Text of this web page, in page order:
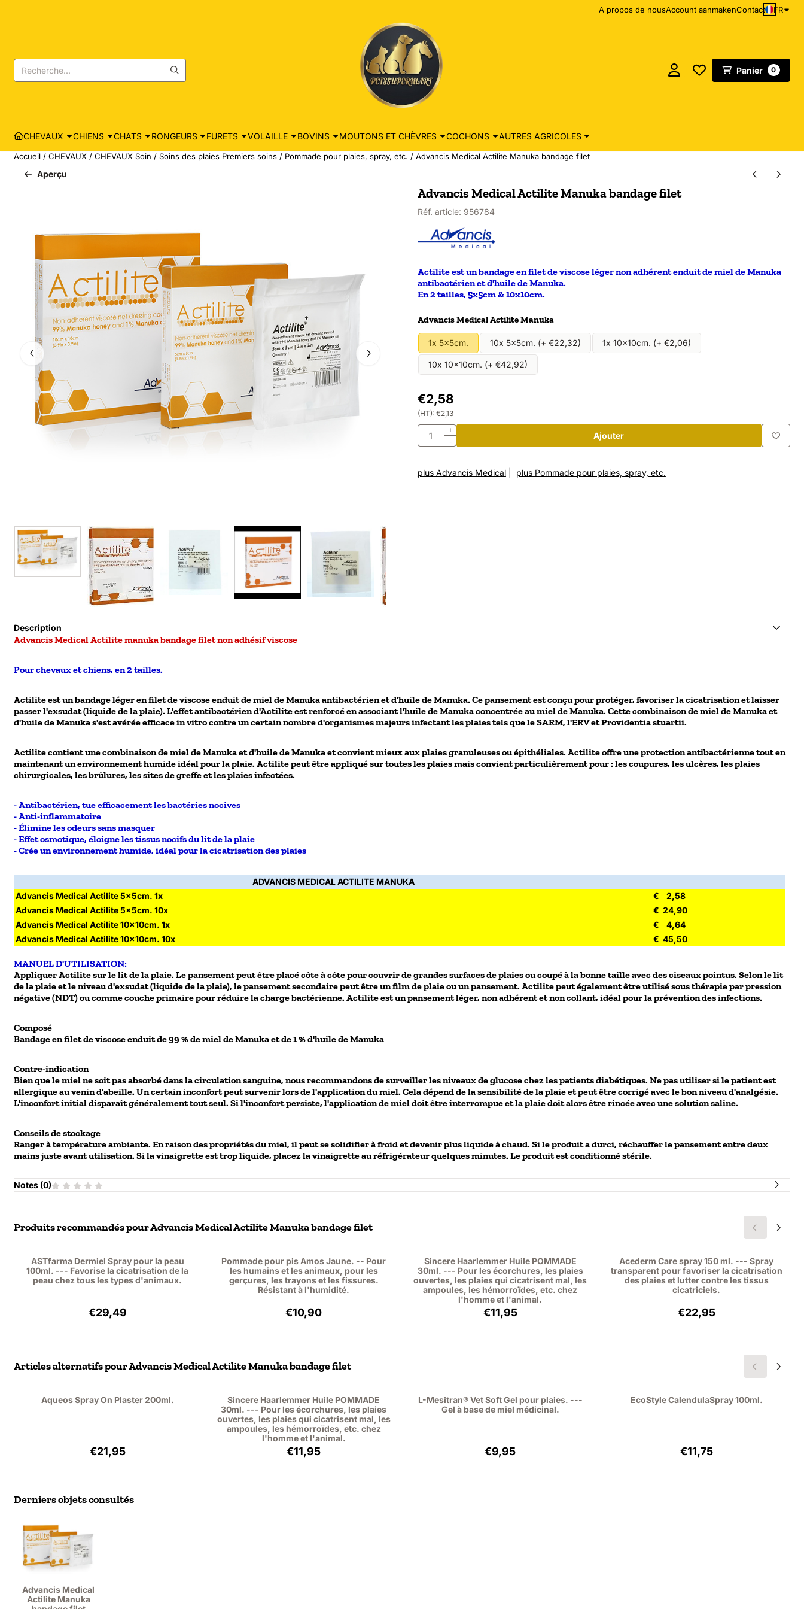
A propos de nousAccount aanmakenContact FR
Rechercher
Panier 0
CHEVAUX CHIENS CHATS RONGEURS FURETS VOLAILLE BOVINS MOUTONS ET CHÈVRES COCHONS AUTRES AGRICOLES
Accueil / CHEVAUX / CHEVAUX Soin / Soins des plaies Premiers soins / Pommade pour plaies, spray, etc. / Advancis Medical Actilite Manuka bandage filet
Aperçu
Advancis Medical Actilite Manuka bandage filet
Réf. article: 956784
Actilite est un bandage en filet de viscose léger non adhérent enduit de miel de Manuka
antibactérien et d'huile de Manuka.
En 2 tailles, 5x5cm & 10x10cm.
Faire un choix pour
Advancis Medical Actilite Manuka
1x 5x5cm. 10x 5x5cm. (+ €22,32) 1x 10x10cm. (+ €2,06)
10x 10x10cm. (+ €42,92)
€2,58
(HT): €2,13
Quantité+
-
Ajouter
plus Advancis Medical| plus Pommade pour plaies, spray, etc.
Description
Advancis Medical Actilite manuka bandage filet non adhésif viscose
Pour chevaux et chiens, en 2 tailles.
Actilite est un bandage léger en filet de viscose enduit de miel de Manuka antibactérien et d'huile de Manuka. Ce pansement est conçu pour protéger, favoriser la cicatrisation et laisser
passer l'exsudat (liquide de la plaie). L'effet antibactérien d'Actilite est renforcé en associant l'huile de Manuka concentrée au miel de Manuka. Cette combinaison de miel de Manuka et
d'huile de Manuka s'est avérée efficace in vitro contre un certain nombre d'organismes majeurs infectant les plaies tels que le SARM, l'ERV et Providentia stuartii.
Actilite contient une combinaison de miel de Manuka et d'huile de Manuka et convient mieux aux plaies granuleuses ou épithéliales. Actilite offre une protection antibactérienne tout en
maintenant un environnement humide idéal pour la plaie. Actilite peut être appliqué sur toutes les plaies mais convient particulièrement pour : les coupures, les ulcères, les plaies
chirurgicales, les brûlures, les sites de greffe et les plaies infectées.
- Antibactérien, tue efficacement les bactéries nocives
- Anti-inflammatoire
- Élimine les odeurs sans masquer
- Effet osmotique, éloigne les tissus nocifs du lit de la plaie
- Crée un environnement humide, idéal pour la cicatrisation des plaies
ADVANCIS MEDICAL ACTILITE MANUKA
Advancis Medical Actilite 5x5cm. 1x
€ 2,58
Advancis Medical Actilite 5x5cm. 10x
€ 24,90
Advancis Medical Actilite 10x10cm. 1x
€ 4,64
Advancis Medical Actilite 10x10cm. 10x
€ 45,50
MANUEL D'UTILISATION:
Appliquer Actilite sur le lit de la plaie. Le pansement peut être placé côte à côte pour couvrir de grandes surfaces de plaies ou coupé à la bonne taille avec des ciseaux pointus. Selon le lit
de la plaie et le niveau d'exsudat (liquide de la plaie), le pansement secondaire peut être un film de plaie ou un pansement. Actilite peut également être utilisé sous thérapie par pression
négative (NDT) ou comme couche primaire pour réduire la charge bactérienne. Actilite est un pansement léger, non adhérent et non collant, idéal pour la prévention des infections.
Composé
Bandage en filet de viscose enduit de 99 % de miel de Manuka et de 1 % d'huile de Manuka
Contre-indication
Bien que le miel ne soit pas absorbé dans la circulation sanguine, nous recommandons de surveiller les niveaux de glucose chez les patients diabétiques. Ne pas utiliser si le patient est
allergique au venin d'abeille. Un certain inconfort peut survenir lors de l'application du miel. Cela dépend de la sensibilité de la plaie et peut être corrigé avec le bon niveau d'analgésie.
L'inconfort initial disparaît généralement tout seul. Si l'inconfort persiste, l'application de miel doit être interrompue et la plaie doit alors être rincée avec une solution saline.
Conseils de stockage
Ranger à température ambiante. En raison des propriétés du miel, il peut se solidifier à froid et devenir plus liquide à chaud. Si le produit a durci, réchauffer le pansement entre deux
mains juste avant utilisation. Si la vinaigrette est trop liquide, placez la vinaigrette au réfrigérateur quelques minutes. Le produit est conditionné stérile.
Notes (0)
Produits recommandés pourAdvancis Medical Actilite Manuka bandage filet
ASTfarma Dermiel Spray pour la peau
100ml. --- Favorise la cicatrisation de la
peau chez tous les types d'animaux.
Prix: 29,49, hors TVA : 24,37
€29,49
Pommade pour pis Amos Jaune. -- Pour
les humains et les animaux, pour les
gerçures, les trayons et les fissures.
Résistant à l'humidité.
Prix: 10,90, hors TVA : 9,01
€10,90
Sincere Haarlemmer Huile POMMADE
30ml. --- Pour les écorchures, les plaies
ouvertes, les plaies qui cicatrisent mal, les
ampoules, les hémorroïdes, etc. chez
l'homme et l'animal.
Prix: 11,95, hors TVA : 9,88
€11,95
Acederm Care spray 150 ml. --- Spray
transparent pour favoriser la cicatrisation
des plaies et lutter contre les tissus
cicatriciels.
Prix: 22,95, hors TVA :
€22,95
Articles alternatifs pourAdvancis Medical Actilite Manuka bandage filet
Aqueos Spray On Plaster 200ml.
Prix: 21,95, hors TVA : 20,14
€21,95
Sincere Haarlemmer Huile POMMADE
30ml. --- Pour les écorchures, les plaies
ouvertes, les plaies qui cicatrisent mal, les
ampoules, les hémorroïdes, etc. chez
l'homme et l'animal.
Prix: 11,95, hors TVA : 9,88
€11,95
L-Mesitran® Vet Soft Gel pour plaies. ---
Gel à base de miel médicinal.
Prix: 9,95, hors TVA : 8,22
€9,95
EcoStyle CalendulaSpray 100ml.
Prix: 11,75, hors TVA : 9,71
€11,75
Derniers objets consultés
Advancis Medical
Actilite Manuka